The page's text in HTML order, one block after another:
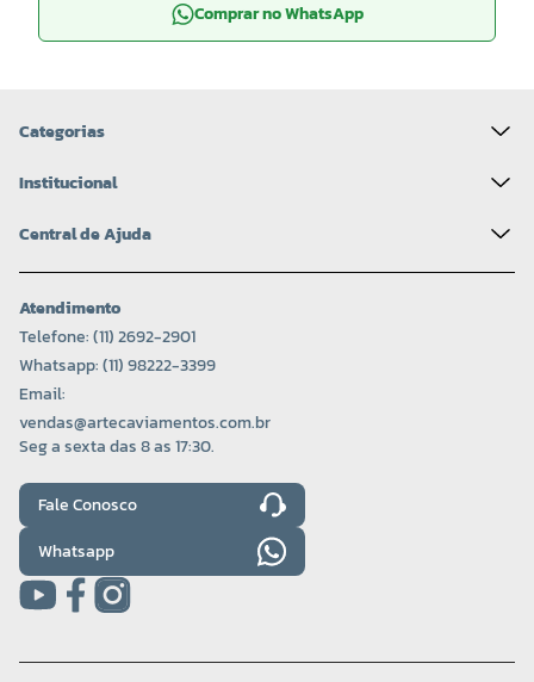
Comprar no WhatsApp
Categorias
Institucional
Central de Ajuda
Atendimento
Telefone: (11) 2692-2901
Whatsapp: (11) 98222-3399
Email:
vendas@artecaviamentos.com.br
Seg a sexta das 8 as 17:30.
Fale Conosco
Whatsapp